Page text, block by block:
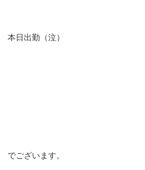
本日出勤（泣）
でございます。